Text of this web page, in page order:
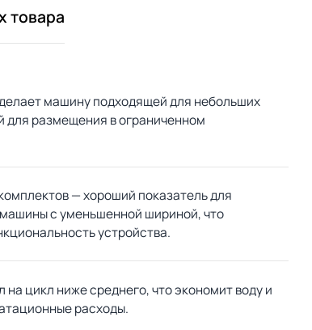
товара
машину подходящей для небольших
для размещения в ограниченном
— хороший показатель для
с уменьшенной шириной, что
устройства.
на цикл ниже среднего, что экономит воду и
расходы.